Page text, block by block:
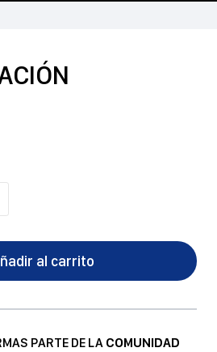
al carrito
PARTE DE LA COMUNIDAD